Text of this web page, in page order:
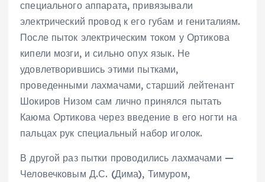
специального аппарата, привязывали
электрический провод к его губам и гениталиям.
После пыток электрическим током у Ортикова
кипели мозги, и сильно опух язык. Не
удовлетворившись этими пытками,
проведенными лахмачами, старший лейтенант
Шокиров Низом сам лично принялся пытать
Каюма Ортикова через введение в его ногти на
пальцах рук специальный набор иголок.
В другой раз пытки проводились лахмачами —
Человечковым Д.С. (Дима), Тимуром,